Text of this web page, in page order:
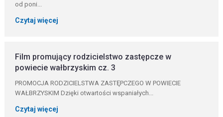
od poni...
Czytaj więcej
Film promujący rodzicielstwo zastępcze w
powiecie wałbrzyskim cz. 3
PROMOCJA RODZICIELSTWA ZASTĘPCZEGO W POWIECIE
WAŁBRZYSKIM Dzięki otwartości wspaniałych...
Czytaj więcej